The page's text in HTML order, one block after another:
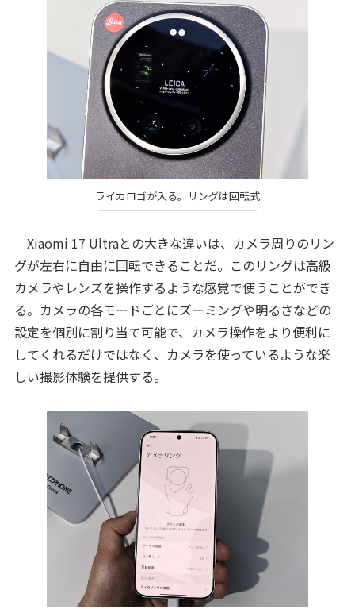
ライカロゴが入る。リングは回転式
Xiaomi 17 Ultraとの大きな違いは、カメラ周りのリン
グが左右に自由に回転できることだ。このリングは高級
カメラやレンズを操作するような感覚で使うことができ
る。カメラの各モードごとにズーミングや明るさなどの
設定を個別に割り当て可能で、カメラ操作をより便利に
してくれるだけではなく、カメラを使っているような楽
しい撮影体験を提供する。